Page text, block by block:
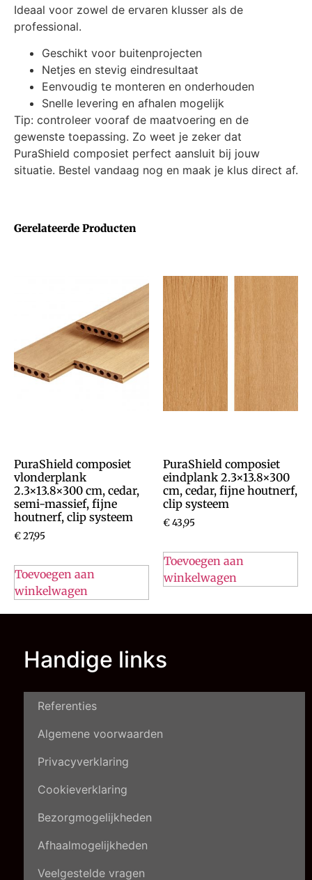
Gerelateerde Producten
PuraShield composiet
vlonderplank
2.3×13.8×300 cm, cedar,
semi-massief, fijne
houtnerf, clip systeem
€27,95
Toevoegen aan
winkelwagen
PuraShield composiet
eindplank 2.3×13.8×300
cm, cedar, fijne houtnerf,
clip systeem
€43,95
Toevoegen aan
winkelwagen
Ideaal voor zowel de ervaren klusser als de
professional.
Geschikt voor buitenprojecten
Netjes en stevig eindresultaat
Eenvoudig te monteren en onderhouden
Snelle levering en afhalen mogelijk
Tip: controleer vooraf de maatvoering en de
gewenste toepassing. Zo weet je zeker dat
PuraShield composiet perfect aansluit bij jouw
situatie. Bestel vandaag nog en maak je klus direct af.
Handige links
Referenties
Algemene voorwaarden
Privacyverklaring
Cookieverklaring
Bezorgmogelijkheden
Afhaalmogelijkheden
Veelgestelde vragen